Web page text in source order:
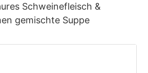
Schweinefleisch &
gemischte Suppe